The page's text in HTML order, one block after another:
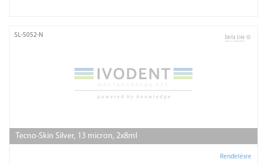
SL-5052-N
Tecno-Skin Silver, 13 micron, 2x8ml
Rendelésre